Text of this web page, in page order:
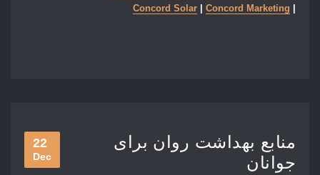
Concord Solar |Concord Marketing
22
Dec
منابع بهداشت روان برای
جوانان